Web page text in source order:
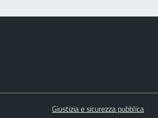
Giustizia e sicurezza pubblica